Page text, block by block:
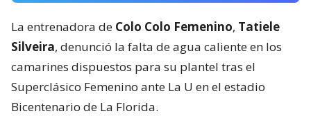
La entrenadora de Colo Colo Femenino, Tatiele
Silveira, denunció la falta de agua caliente en los
camarines dispuestos para su plantel tras el
Superclásico Femenino ante La U en el estadio
Bicentenario de La Florida.